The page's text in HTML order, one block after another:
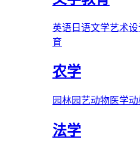
英语 日语文学艺术设
育
农学
园林园艺动物医学动
法学